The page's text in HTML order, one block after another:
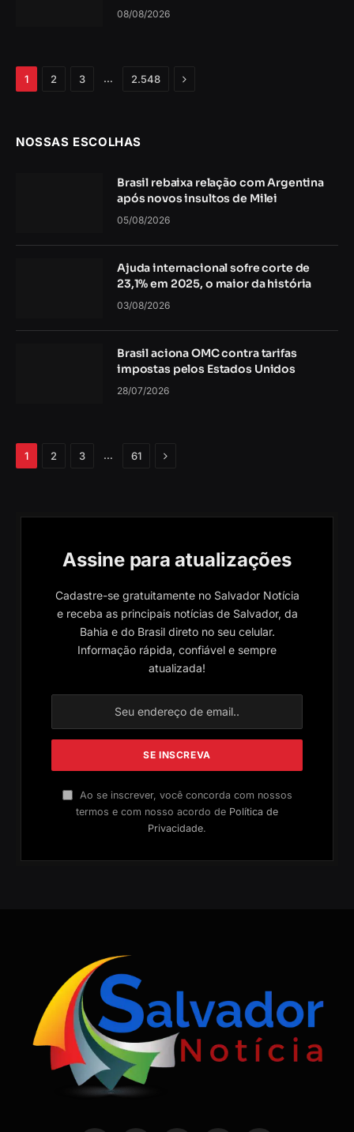
08/08/2026
1 2 3 … 2.548 Próximo
NOSSAS ESCOLHAS
Brasil rebaixa relação com Argentina
após novos insultos de Milei
05/08/2026
Ajuda internacional sofre corte de
23,1% em 2025, o maior da história
03/08/2026
Brasil aciona OMC contra tarifas
impostas pelos Estados Unidos
28/07/2026
1 2 3 … 61 Próximo
Assine para atualizações
Cadastre-se gratuitamente no Salvador Notícia
e receba as principais notícias de Salvador, da
Bahia e do Brasil direto no seu celular.
Informação rápida, confiável e sempre
atualizada!
Ao se inscrever, você concorda com nossos
termos e com nosso acordo de Política de
Privacidade.